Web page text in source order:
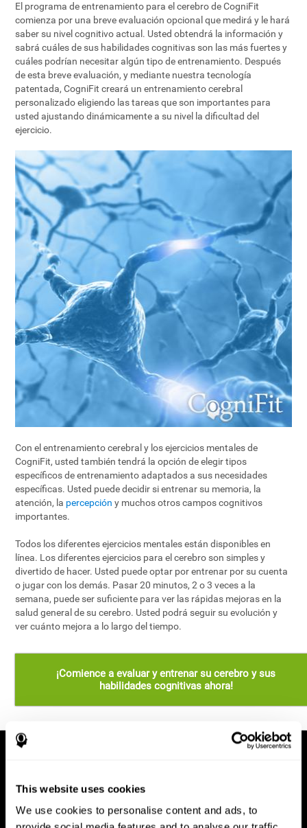
This website uses cookies
We use cookies to personalise content and ads, to
El programa de entrenamiento para el cerebro de CogniFit
comienza por una breve evaluación opcional que medirá y le hará
saber su nivel cognitivo actual. Usted obtendrá la información y
sabrá cuáles de sus habilidades cognitivas son las más fuertes y
cuáles podrían necesitar algún tipo de entrenamiento. Después
de esta breve evaluación, y mediante nuestra tecnología
patentada, CogniFit creará un entrenamiento cerebral
personalizado eligiendo las tareas que son importantes para
usted ajustando dinámicamente a su nivel la dificultad del
ejercicio.
Con el entrenamiento cerebral y los ejercicios mentales de
CogniFit, usted también tendrá la opción de elegir tipos
específicos de entrenamiento adaptados a sus necesidades
específicas. Usted puede decidir si entrenar su memoria, la
atención, la percepción y muchos otros campos cognitivos
importantes.
Todos los diferentes ejercicios mentales están disponibles en
línea. Los diferentes ejercicios para el cerebro son simples y
divertido de hacer. Usted puede optar por entrenar por su cuenta
o jugar con los demás. Pasar 20 minutos, 2 o 3 veces a la
semana, puede ser suficiente para ver las rápidas mejoras en la
salud general de su cerebro. Usted podrá seguir su evolución y
ver cuánto mejora a lo largo del tiempo.
¡Comience a evaluar y entrenar su cerebro y sus
habilidades cognitivas ahora!